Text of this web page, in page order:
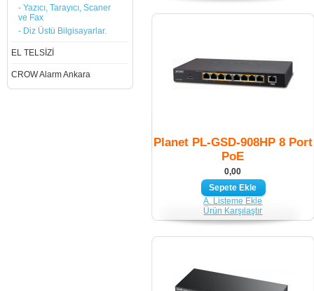
- Yazıcı, Tarayıcı, Scaner
ve Fax
- Diz Üstü Bilgisayarlar.
EL TELSİZİ
CROW Alarm Ankara
Planet PL-GSD-908HP 8 Port
PoE
0,00
A. Listeme Ekle
Ürün Karşılaştır